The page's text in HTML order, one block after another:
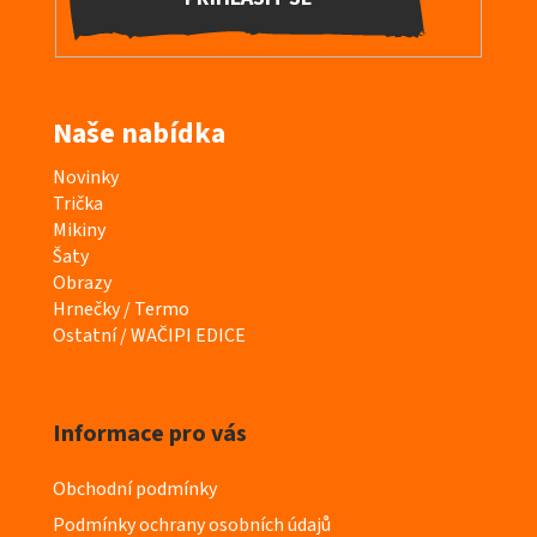
Naše nabídka
K
a
t
e
g
o
r
Novinky
Trička
Mikiny
Šaty
Obrazy
Hrnečky / Termo
Ostatní / WAČIPI EDICE
Informace pro vás
Obchodní podmínky
Podmínky ochrany osobních údajů